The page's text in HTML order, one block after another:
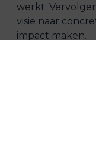
werkt.
visie naar
impact maken.